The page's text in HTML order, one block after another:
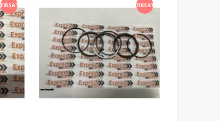
FIRSAT FIRSAT